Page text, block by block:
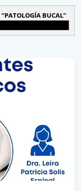
PATOLOGÍA BUCAL